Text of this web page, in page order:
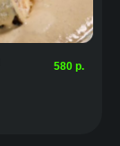
580 р.